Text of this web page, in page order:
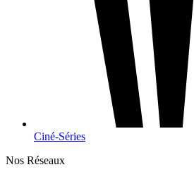
Ciné-Séries
Nos Réseaux